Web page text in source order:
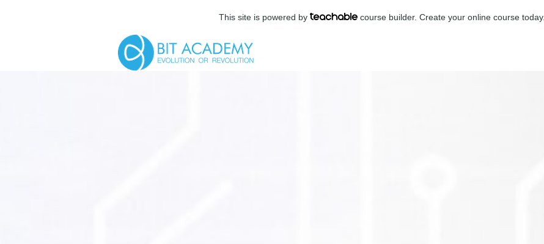
This site is powered by course builder. Create your online course today.